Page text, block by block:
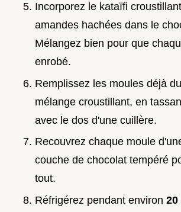
Incorporez le kataïfi
amandes hachées dans le
Mélangez bien pour que
enrobé.
Remplissez les moules déjà
mélange croustillant, en
avec le dos d'une cuillère.
Recouvrez chaque moule
couche de chocolat tempéré
tout.
Réfrigérez pendant environ 20